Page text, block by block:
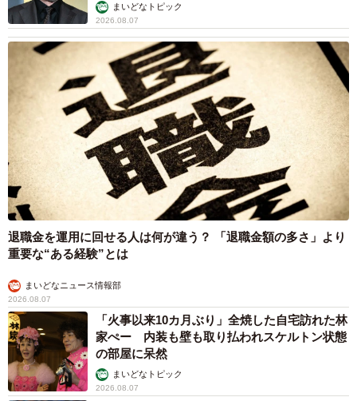
まいどなトピック
2026.08.07
退職金を運用に回せる人は何が違う？ 「退職金額の多さ」より
重要な“ある経験”とは
まいどなニュース情報部
2026.08.07
「火事以来10カ月ぶり」全焼した自宅訪れた林
家ぺー 内装も壁も取り払われスケルトン状態
の部屋に呆然
まいどなトピック
2026.08.07